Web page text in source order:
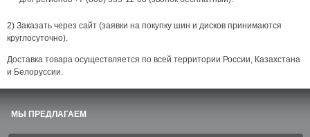
2) Заказать через сайт (заявки на покупку шин и дисков принимаются
круглосуточно).
Доставка товара осуществляется по всей территории России, Казахстана
и Белоруссии.
МЫ ПРЕДЛАГАЕМ